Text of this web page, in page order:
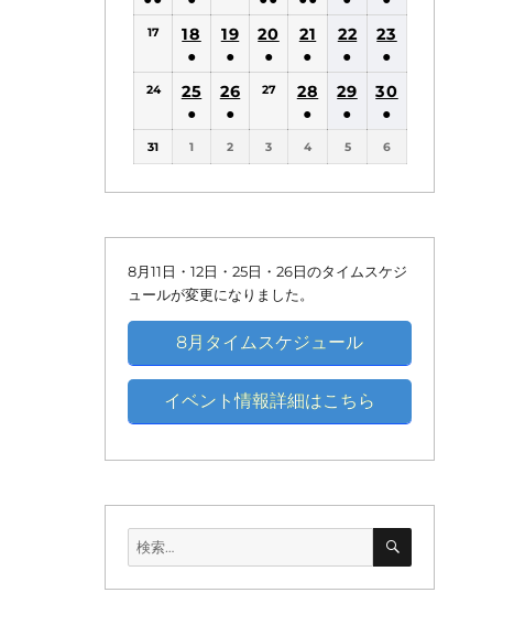
ベ
ン
ト)
ベ
ン
ト)
の
イ
ベ
ン
ト)
の
イ
ベ
ン
の
イ
ベ
ン
ト)
の
イ
ベ
ン
ト)
の
イ
ベ
ン
ト)
(2
の
イ
ン
(1
件
の
イ
ベ
ン
(2
件
の
イ
ン
(2
件
の
イ
ベ
ン
(1
件
の
イ
ベ
ン
(1
件
の
イ
ベ
ン
17
18
●
(1
件
イ
19
●
(1
件
イ
20
●
(1
イ
21
●
(1
件
イ
22
●
(1
件
イ
23
●
(1
件
イ
24
25
●
件
ベ
ン
ト)
26
●
件
ベ
ン
ト)
27
28
●
件
ベ
ン
29
●
件
ベ
ン
30
●
件
ベ
ン
31 1 2 3 4 5 6
8月11日・12日・25日・26日のタイムスケジ
ュールが変更になりました。
8月タイムスケジュール
イベント情報詳細はこちら
検
索:
検